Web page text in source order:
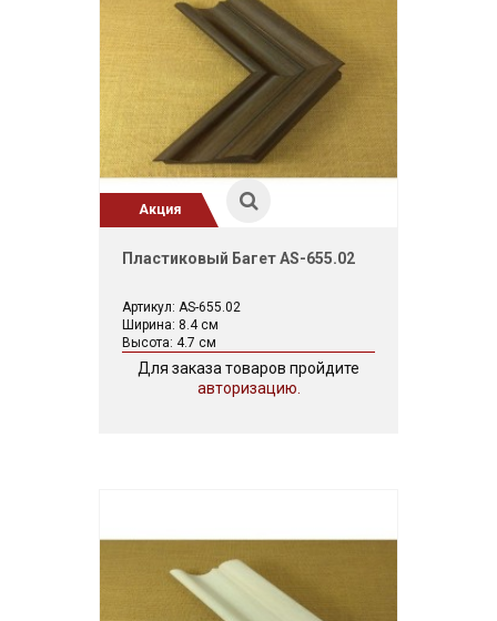
Акция
Пластиковый Багет AS-655.02
Артикул: AS-655.02
Ширина: 8.4 см
Высота: 4.7 см
Для заказа товаров пройдите
авторизацию.